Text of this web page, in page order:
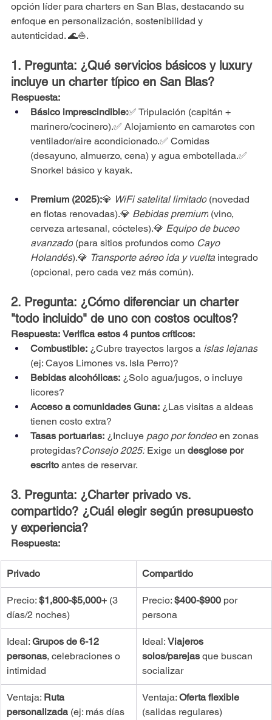
opción líder para charters en San Blas, destacando su
enfoque en personalización, sostenibilidad y
autenticidad. 🌊⛵️.
1. Pregunta: ¿Qué servicios básicos y luxury
incluye un charter típico en San Blas?
Respuesta:
Básico imprescindible:✅ Tripulación (capitán +
marinero/cocinero).✅ Alojamiento en camarotes con
ventilador/aire acondicionado.✅ Comidas
(desayuno, almuerzo, cena) y agua embotellada.✅
Snorkel básico y kayak.
Premium (2025):💎 WiFi satelital limitado (novedad
en flotas renovadas).💎 Bebidas premium (vino,
cerveza artesanal, cócteles).💎 Equipo de buceo
avanzado (para sitios profundos como Cayo
Holandés).💎 Transporte aéreo ida y vuelta integrado
(opcional, pero cada vez más común).
2. Pregunta: ¿Cómo diferenciar un charter
"todo incluido" de uno con costos ocultos?
Respuesta: Verifica estos 4 puntos críticos:
Combustible: ¿Cubre trayectos largos a islas lejanas
(ej: Cayos Limones vs. Isla Perro)?
Bebidas alcohólicas: ¿Solo agua/jugos, o incluye
licores?
Acceso a comunidades Guna: ¿Las visitas a aldeas
tienen costo extra?
Tasas portuarias: ¿Incluye pago por fondeo en zonas
protegidas?Consejo 2025: Exige un desglose por
escrito antes de reservar.
3. Pregunta: ¿Charter privado vs.
compartido? ¿Cuál elegir según presupuesto
y experiencia?
Respuesta:
Privado Compartido
Precio: $1,800-$5,000+ (3
días/2 noches)
Precio: $400-$900 por
persona
Ideal: Grupos de 6-12
personas, celebraciones o
intimidad
Ideal: Viajeros
solos/parejas que buscan
socializar
Ventaja: Ruta
personalizada (ej: más días
Ventaja: Oferta flexible
(salidas regulares)